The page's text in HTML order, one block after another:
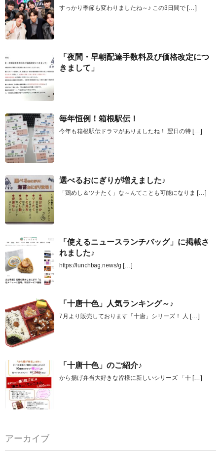
すっかり季節も変わりましたね～♪ この3日間で […]
「夜間・早朝配達手数料及び価格改定につ
きまして」
毎年恒例！箱根駅伝！
今年も箱根駅伝ドラマがありましたね！ 翌日の特 […]
選べるおにぎりが増えました♪
「鶏めし＆ツナたく」な～んてことも可能になりま […]
「使えるニュースランチバッグ」に掲載さ
れました♪
https://lunchbag.news/g […]
「十唐十色」人気ランキング～♪
7月より販売しております「十唐」シリーズ！ 人 […]
「十唐十色」のご紹介♪
から揚げ弁当大好きな皆様に新しいシリーズ 「十 […]
アーカイブ